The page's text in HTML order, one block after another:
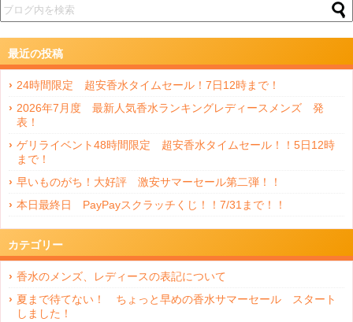
最近の投稿
24時間限定 超安香水タイムセール！7日12時まで！
2026年7月度 最新人気香水ランキングレディースメンズ 発
表！
ゲリライベント48時間限定 超安香水タイムセール！！5日12時
まで！
早いものがち！大好評 激安サマーセール第二弾！！
本日最終日 PayPayスクラッチくじ！！7/31まで！！
カテゴリー
香水のメンズ、レディースの表記について
夏まで待てない！ ちょっと早めの香水サマーセール スタート
しました！